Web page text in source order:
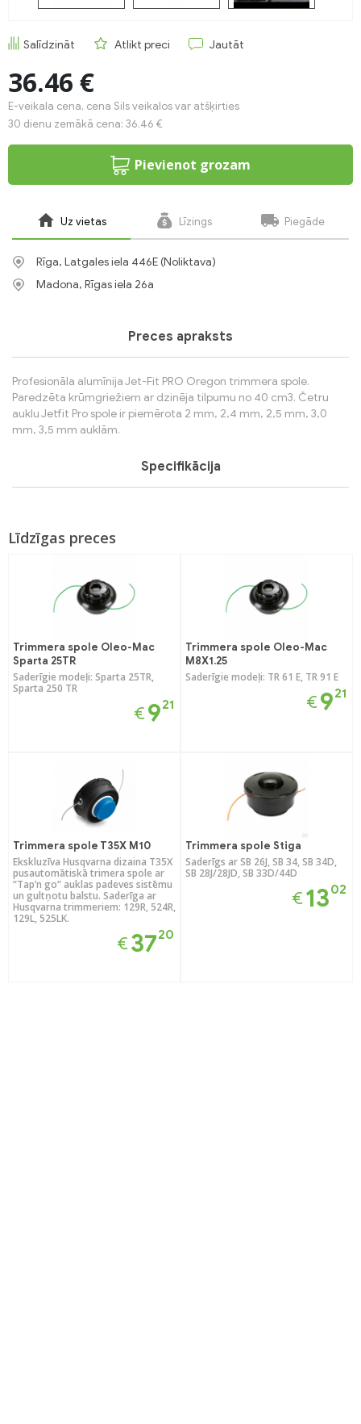
Salīdzināt Atlikt preci Jautāt
36.46 €
E-veikala cena, cena Sils veikalos var atšķirties
30 dienu zemākā cena: 36.46 €
Pievienot grozam
Uz vietas Līzings Piegāde
Rīga, Latgales iela 446E (Noliktava)
Madona, Rīgas iela 26a
Preces apraksts
Profesionāla alumīnija Jet-Fit PRO Oregon trimmera spole.
Paredzēta krūmgriežiem ar dzinēja tilpumu no 40 cm3. Četru
auklu Jetfit Pro spole ir piemērota 2 mm, 2,4 mm, 2,5 mm, 3,0
mm, 3,5 mm auklām.
Specifikācija
Līdzīgas preces
Trimmera spole Oleo-Mac
Sparta 25TR
Saderīgie modeļi: Sparta 25TR,
Sparta 250 TR
€921
Trimmera spole Oleo-Mac
M8X1.25
Saderīgie modeļi: TR 61 E, TR 91 E
€921
Trimmera spole T35X M10
Ekskluzīva Husqvarna dizaina T35X
pusautomātiskā trimera spole ar
“Tap’n go“ auklas padeves sistēmu
un gultņotu balstu. Saderīga ar
Husqvarna trimmeriem: 129R, 524R,
129L, 525LK.
€3720
Trimmera spole Stiga
Saderīgs ar SB 26J, SB 34, SB 34D,
SB 28J/28JD, SB 33D/44D
€1302